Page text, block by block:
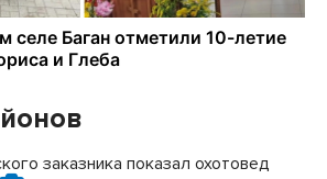
заказника показал охотовед